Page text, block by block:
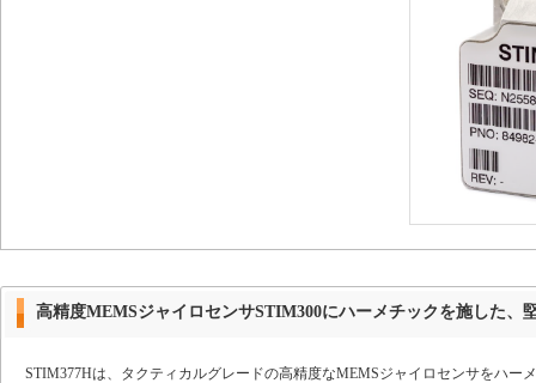
高精度MEMSジャイロセンサSTIM300にハーメチックを施した、
STIM377Hは、タクティカルグレードの高精度なMEMSジャイロセンサをハ